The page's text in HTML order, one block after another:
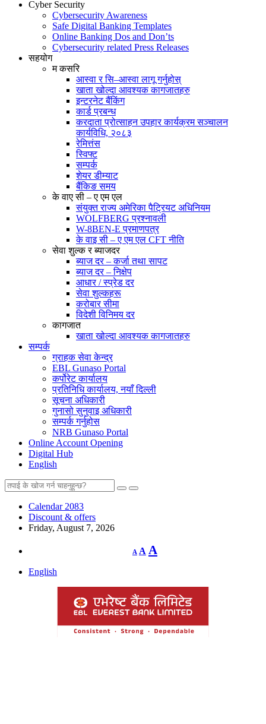
Cyber Security
Cybersecurity Awareness
Safe Digital Banking Templates
Online Banking Dos and Don’ts
Cybersecurity related Press Releases
सहयोग
म कसरि
आस्वा र सि–आस्वा लागू गर्नुहोस्
खाता खोल्दा आवश्यक कागजातहरु
इन्टरनेट बैंकिंग
कार्ड प्रबन्ध
करदाता प्रोत्साहन उपहार कार्यक्रम सञ्चालन
कार्यविधि, २०८३
रेमित्तंस
स्विफ्ट
सम्पर्क
शेयर डीम्याट
बैंकिङ समय
के वाए सी – ए एम एल
संयुक्त राज्य अमेरिका पैट्रियट अधिनियम
WOLFBERG प्रश्नावली
W-8BEN-E प्रमाणपत्र
के वाइ सी – ए एम एल CFT नीति
सेवा शुल्क र ब्याजदर
ब्याज दर – कर्जा तथा सापट
ब्याज दर – निक्षेप
आधार / स्प्रेड दर
सेवा शुल्कहरू
करोबार सीमा
विदेशी विनिमय दर
कागजात
खाता खोल्दा आवश्यक कागजातहरु
सम्पर्क
ग्राहक सेवा केन्द्र
EBL Gunaso Portal
कर्पोरेट कार्यालय
प्रतिनिधि कार्यालय, नयाँ दिल्ली
सूचना अधिकारी
गुनासो सुनुवाइ अधिकारी
सम्पर्क गर्नुहोस
NRB Gunaso Portal
Online Account Opening
Digital Hub
English
Calendar 2083
Discount & offers
Friday, August 7, 2026
A
Decrease
font
A Reset
font
A
English